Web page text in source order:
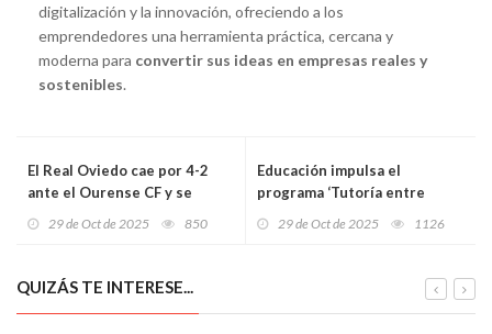
digitalización y la innovación, ofreciendo a los
emprendedores una herramienta práctica, cercana y
moderna para convertir sus ideas en empresas reales y
sostenibles.
El Real Oviedo cae por 4-2
ante el Ourense CF y se
29 de Oct de 2025 850
Educación impulsa el
programa ‘Tutoría entre
29 de Oct de 2025 1126
QUIZÁS TE INTERESE...